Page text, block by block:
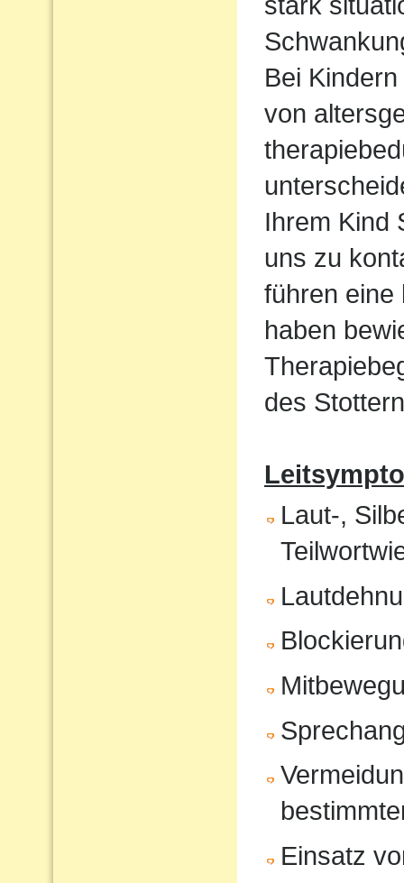
Bei
von
Ihrem Kind
uns zu
führen eine
haben
des
Laut-,
Einsatz